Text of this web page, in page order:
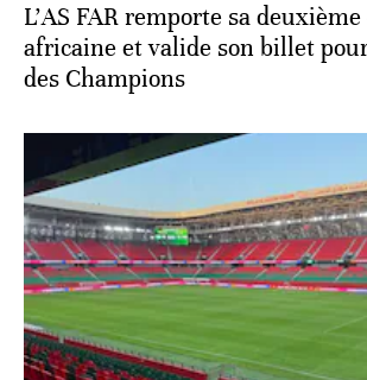
L’AS FAR remporte sa
africaine et valide son billet
des Champions